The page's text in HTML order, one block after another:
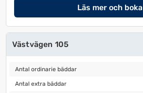
Läs mer och boka
Västvägen 105
Antal ordinarie bäddar
Antal ordinarie bäddar
Antal extra bäddar
Antal extra bäddar